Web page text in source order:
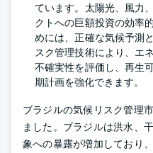
ています。太陽光、風力
クトへの巨額投資の効率
めには、正確な気候予測
スク管理技術により、エ
不確実性を評価し、再生
期計画を強化できます。
ブラジルの気候リスク管理
ました。ブラジルは洪水、
象への暴露が増加しており